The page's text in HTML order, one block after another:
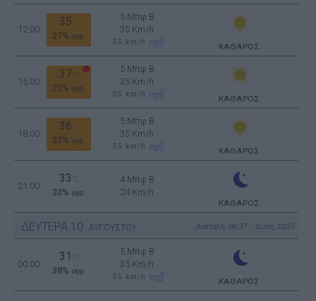
12:00
35
27% υγρ.
5 Μπφ B
35 Km/h
55 km/h ΚΑΘΑΡΟΣ
15:00
37
23% υγρ.
5 Μπφ B
35 Km/h
55 km/h ΚΑΘΑΡΟΣ
18:00
36
23% υγρ.
5 Μπφ B
35 Km/h
55 km/h ΚΑΘΑΡΟΣ
21:00
33
33% υγρ.
4 Μπφ B
24 Km/h
ΚΑΘΑΡΟΣ
ΔΕΥΤΕΡΑ 10 ΑΥΓΟΥΣΤΟΥ Ανατολή: 06:37 - Δύση 20:25
00:00
31
38% υγρ.
5 Μπφ B
35 Km/h
55 km/h ΚΑΘΑΡΟΣ